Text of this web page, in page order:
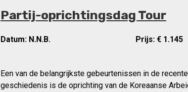
Partij-oprichtingsdag Tour
Datum: N.N.B. Prijs: € 1.145
Een van de belangrijkste gebeurtenissen in de
geschiedenis is de oprichting van de Koreaanse